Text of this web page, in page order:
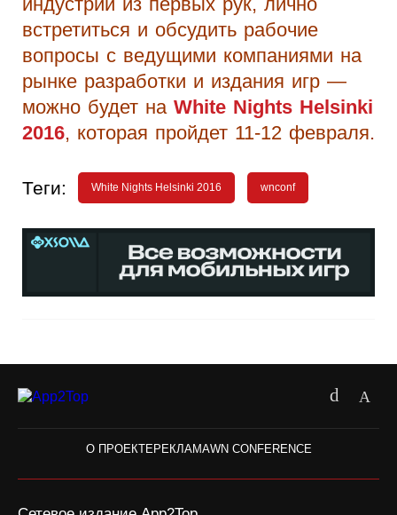
встретиться и обсудить рабочие
вопросы с ведущими компаниями на
рынке разработки и издания игр —
можно будет на White Nights Helsinki
2016, которая пройдет 11-12 февраля.
Теги: White Nights Helsinki 2016 wnconf
О ПРОЕКТЕ РЕКЛАМАWN CONFERENCE